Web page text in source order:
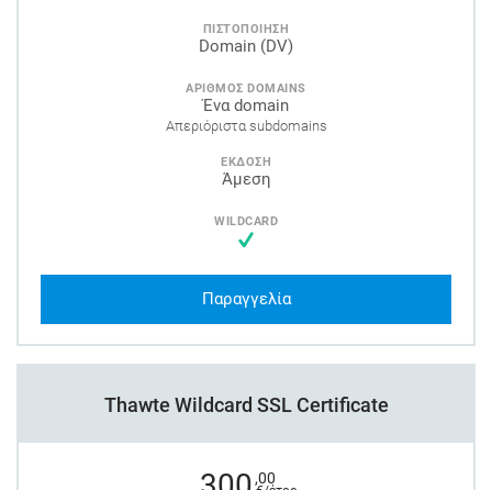
ΠΙΣΤΟΠΟΙΗΣΗ
Domain (DV)
ΑΡΙΘΜΟΣ DOMAINS
Ένα domain
Απεριόριστα subdomains
ΕΚΔΟΣΗ
Άμεση
WILDCARD
Παραγγελία
Thawte Wildcard SSL Certificate
,00